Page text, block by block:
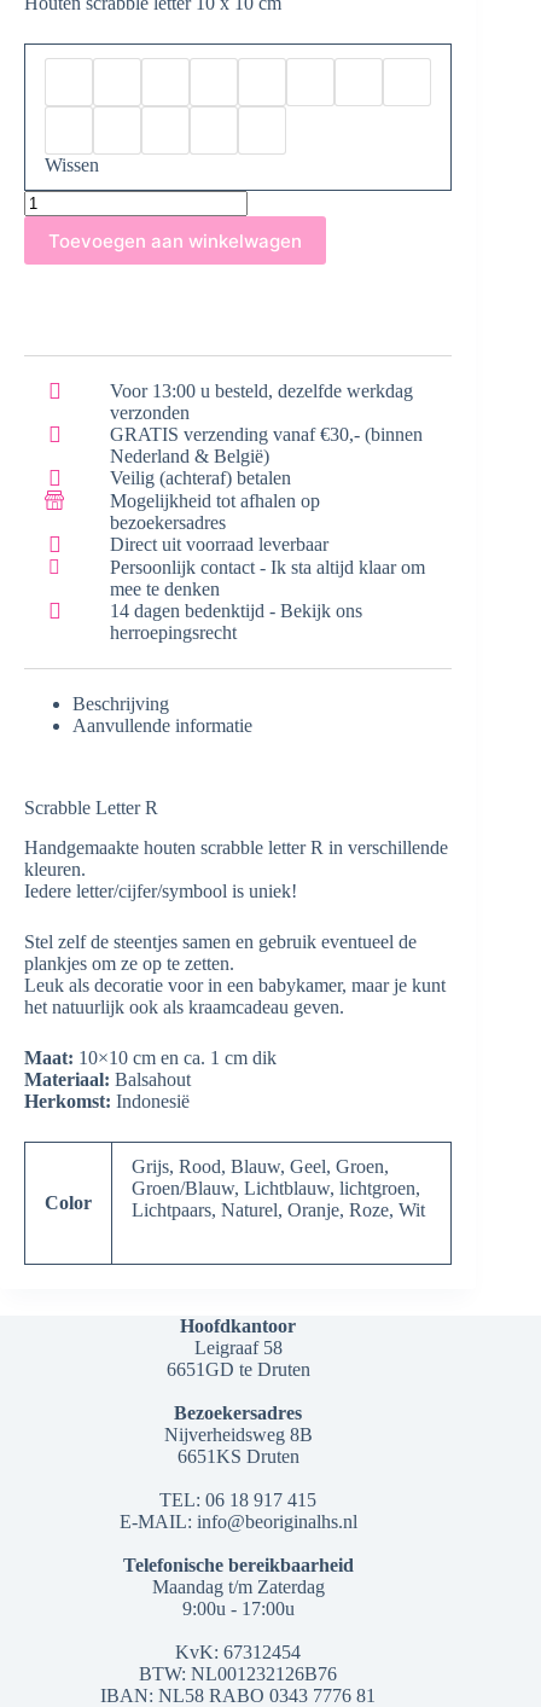
Wissen
Houten
Scrabble
Letter
R
Toevoegen aan winkelwagen
Voor 13:00 u besteld, dezelfde werkdag
verzonden
GRATIS verzending vanaf €30,- (binnen
Nederland & België)
Veilig (achteraf) betalen
Mogelijkheid tot afhalen op
bezoekersadres
Direct uit voorraad leverbaar
Persoonlijk contact - Ik sta altijd klaar om
mee te denken
14 dagen bedenktijd - Bekijk ons
herroepingsrecht
Beschrijving
Aanvullende informatie
Scrabble Letter R
Handgemaakte houten scrabble letter R in verschillende
kleuren.
Iedere letter/cijfer/symbool is uniek!
Stel zelf de steentjes samen en gebruik eventueel de
plankjes om ze op te zetten.
Leuk als decoratie voor in een babykamer, maar je kunt
het natuurlijk ook als kraamcadeau geven.
Maat: 10×10 cm en ca. 1 cm dik
Materiaal: Balsahout
Herkomst: Indonesië
Color
Grijs, Rood, Blauw, Geel, Groen,
Groen/Blauw, Lichtblauw, lichtgroen,
Lichtpaars, Naturel, Oranje, Roze, Wit
Hoofdkantoor
Leigraaf 58
6651GD te Druten
Bezoekersadres
Nijverheidsweg 8B
6651KS Druten
TEL: 06 18 917 415
E-MAIL: info@beoriginalhs.nl
Telefonische bereikbaarheid
Maandag t/m Zaterdag
9:00u - 17:00u
KvK: 67312454
BTW: NL001232126B76
IBAN: NL58 RABO 0343 7776 81